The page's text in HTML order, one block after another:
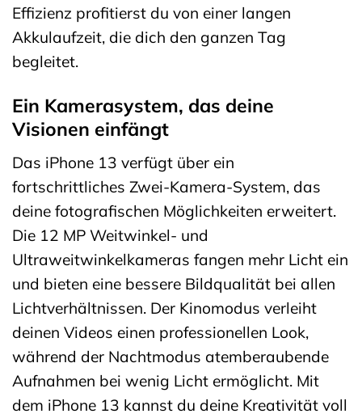
Effizienz profitierst du von einer langen
Akkulaufzeit, die dich den ganzen Tag
begleitet.
Ein Kamerasystem, das deine
Visionen einfängt
Das iPhone 13 verfügt über ein
fortschrittliches Zwei-Kamera-System, das
deine fotografischen Möglichkeiten erweitert.
Die 12 MP Weitwinkel- und
Ultraweitwinkelkameras fangen mehr Licht ein
und bieten eine bessere Bildqualität bei allen
Lichtverhältnissen. Der Kinomodus verleiht
deinen Videos einen professionellen Look,
während der Nachtmodus atemberaubende
Aufnahmen bei wenig Licht ermöglicht. Mit
dem iPhone 13 kannst du deine Kreativität voll